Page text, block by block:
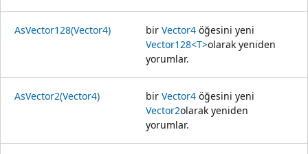
AsVector128(Vector4) bir Vector4 öğesini yeni
Vector128<T>olarak yeniden
yorumlar.
AsVector2(Vector4) bir Vector4 öğesini yeni
Vector2olarak yeniden
yorumlar.